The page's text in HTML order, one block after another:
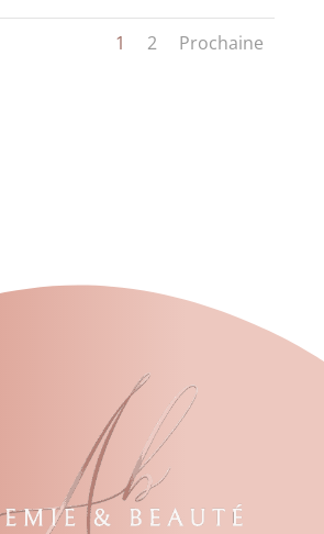
1 2 Prochaine